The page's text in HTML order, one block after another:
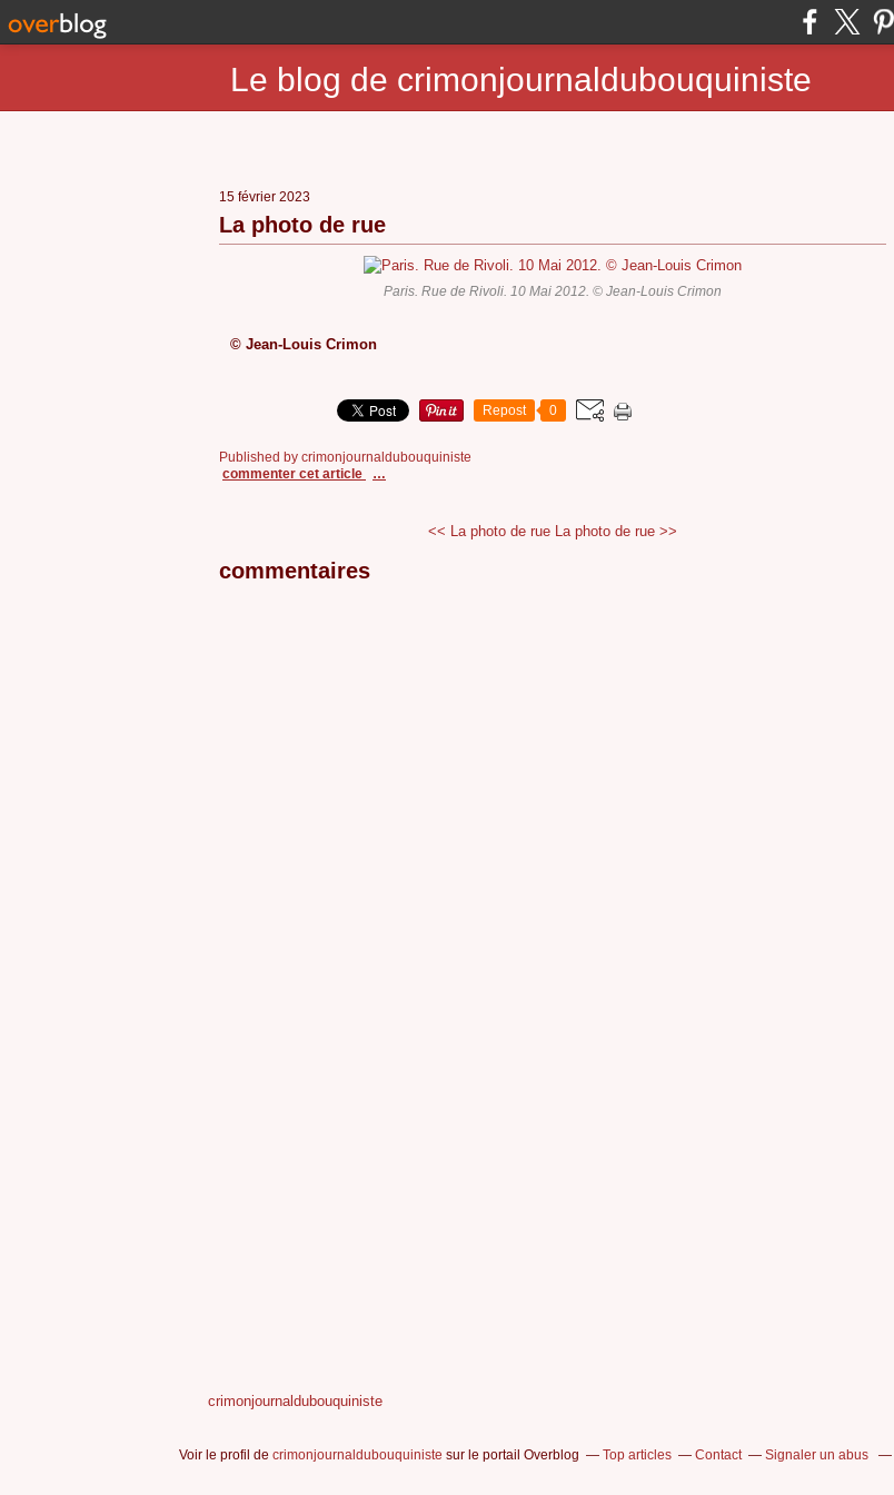
Le blog de crimonjournaldubouquiniste
15 février 2023
La photo de rue
Paris. Rue de Rivoli. 10 Mai 2012. © Jean-Louis Crimon
© Jean-Louis Crimon
Repost 0
Published by crimonjournaldubouquiniste
commenter cet article
…
<< La photo de rue La photo de rue >>
commentaires
crimonjournaldubouquiniste
Voir le profil de crimonjournaldubouquiniste sur le portail Overblog Top articles Contact Signaler un abus